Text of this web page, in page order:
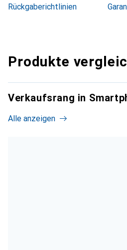
Rückgaberichtlinien
Produkte
Verkaufsrang in
Alle anzeigen